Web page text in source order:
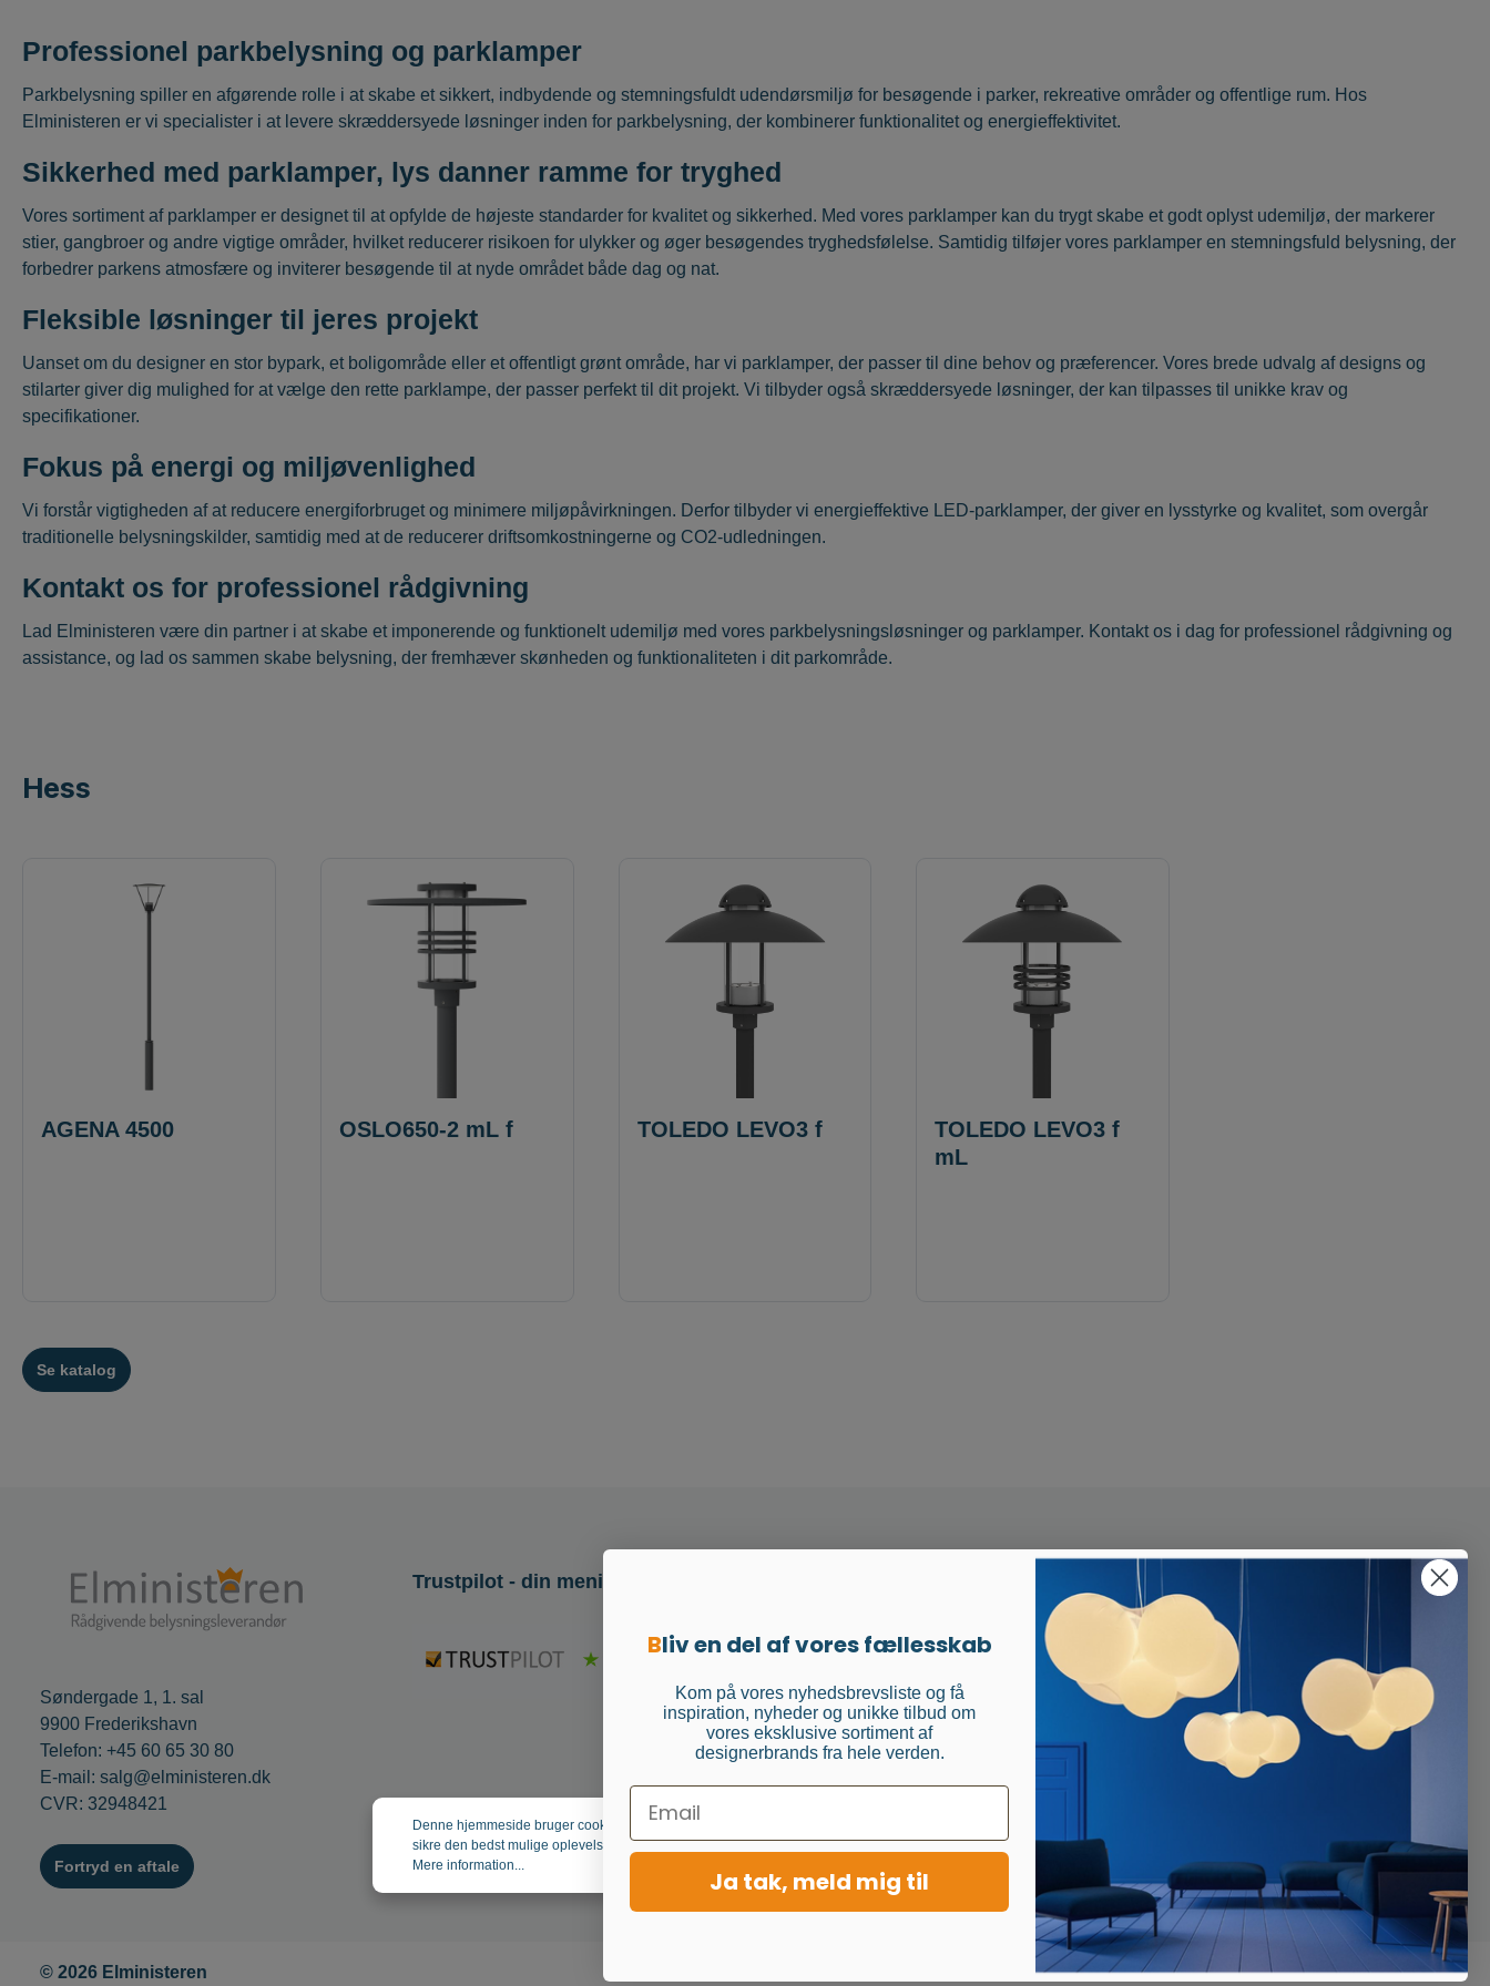
Professionel parkbelysning og parklamper
Parkbelysning spiller en afgørende rolle i at skabe et sikkert, indbydende og stemningsfuldt udendørsmiljø for besøgende i parker, rekreative områder og offentlige rum. Hos
Elministeren er vi specialister i at levere skræddersyede løsninger inden for parkbelysning, der kombinerer funktionalitet og energieffektivitet.
Sikkerhed med parklamper, lys danner ramme for tryghed
Vores sortiment af parklamper er designet til at opfylde de højeste standarder for kvalitet og sikkerhed. Med vores parklamper kan du trygt skabe et godt oplyst udemiljø, der markerer
stier, gangbroer og andre vigtige områder, hvilket reducerer risikoen for ulykker og øger besøgendes tryghedsfølelse. Samtidig tilføjer vores parklamper en stemningsfuld belysning, der
forbedrer parkens atmosfære og inviterer besøgende til at nyde området både dag og nat.
Fleksible løsninger til jeres projekt
Uanset om du designer en stor bypark, et boligområde eller et offentligt grønt område, har vi parklamper, der passer til dine behov og præferencer. Vores brede udvalg af designs og
stilarter giver dig mulighed for at vælge den rette parklampe, der passer perfekt til dit projekt. Vi tilbyder også skræddersyede løsninger, der kan tilpasses til unikke krav og
specifikationer.
Fokus på energi og miljøvenlighed
Vi forstår vigtigheden af at reducere energiforbruget og minimere miljøpåvirkningen. Derfor tilbyder vi energieffektive LED-parklamper, der giver en lysstyrke og kvalitet, som overgår
traditionelle belysningskilder, samtidig med at de reducerer driftsomkostningerne og CO2-udledningen.
Kontakt os for professionel rådgivning
Lad Elministeren være din partner i at skabe et imponerende og funktionelt udemiljø med vores parkbelysningsløsninger og parklamper. Kontakt os i dag for professionel rådgivning og
assistance, og lad os sammen skabe belysning, der fremhæver skønheden og funktionaliteten i dit parkområde.
Hess
AGENA 4500 OSLO650-2 mL f TOLEDO LEVO3 f
TOLEDO LEVO3 f
mL
Se katalog
Trustpilot - din mening tæller
Søndergade 1, 1. sal
9900 Frederikshavn
Telefon: +45 60 65 30 80
E-mail: salg@elministeren.dk
CVR: 32948421
Fortryd en aftale
© 2026 Elministeren
Denne hjemmeside bruger cookies for at
sikre den bedst mulige oplevelse.
Mere information...
Afvis Konfigurér Accepter alle cookies
Bliv en del af vores fællesskab
Kom på vores nyhedsbrevsliste og få
inspiration, nyheder og unikke tilbud om
vores eksklusive sortiment af
designerbrands fra hele verden.
Email
Ja tak, meld mig til